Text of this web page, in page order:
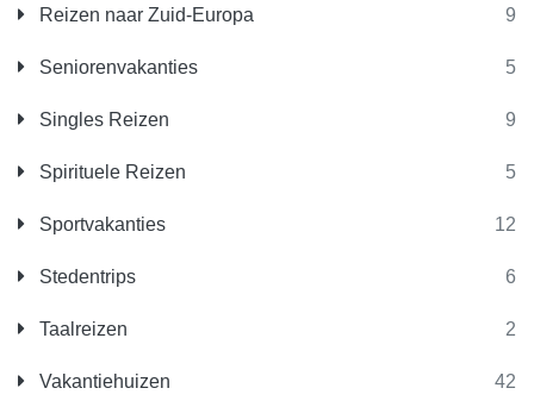
Reizen naar Zuid-Europa 9
Seniorenvakanties 5
Singles Reizen 9
Spirituele Reizen 5
Sportvakanties 12
Stedentrips 6
Taalreizen 2
Vakantiehuizen 42